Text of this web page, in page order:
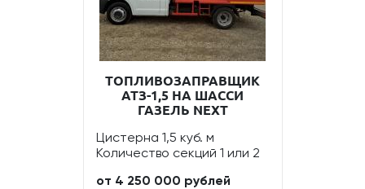
ТОПЛИВОЗАПРАВЩИК
АТЗ-1,5 НА ШАССИ
ГАЗЕЛЬ NEXT
Цистерна 1,5 куб. м
Количество секций 1 или 2
от 4 250 000 рублей